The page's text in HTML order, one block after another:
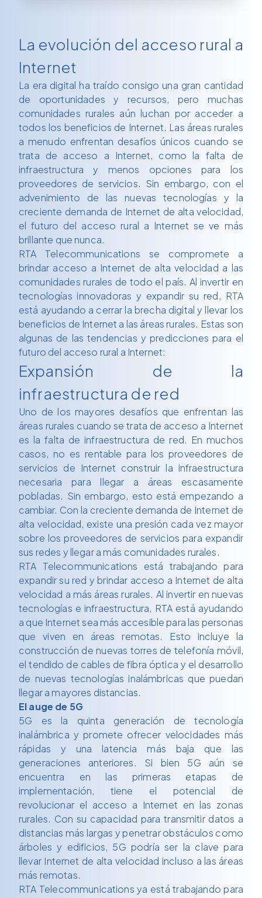
La evolución del acceso rural a
Internet
La era digital ha traído consigo una gran cantidad
de oportunidades y recursos, pero muchas
comunidades rurales aún luchan por acceder a
todos los beneficios de Internet. Las áreas rurales
a menudo enfrentan desafíos únicos cuando se
trata de acceso a Internet, como la falta de
infraestructura y menos opciones para los
proveedores de servicios. Sin embargo, con el
advenimiento de las nuevas tecnologías y la
creciente demanda de Internet de alta velocidad,
el futuro del acceso rural a Internet se ve más
brillante que nunca.
RTA Telecommunications se compromete a
brindar acceso a Internet de alta velocidad a las
comunidades rurales de todo el país. Al invertir en
tecnologías innovadoras y expandir su red, RTA
está ayudando a cerrar la brecha digital y llevar los
beneficios de Internet a las áreas rurales. Estas son
algunas de las tendencias y predicciones para el
futuro del acceso rural a Internet:
Expansión de la
infraestructura de red
Uno de los mayores desafíos que enfrentan las
áreas rurales cuando se trata de acceso a Internet
es la falta de infraestructura de red. En muchos
casos, no es rentable para los proveedores de
servicios de Internet construir la infraestructura
necesaria para llegar a áreas escasamente
pobladas. Sin embargo, esto está empezando a
cambiar. Con la creciente demanda de Internet de
alta velocidad, existe una presión cada vez mayor
sobre los proveedores de servicios para expandir
sus redes y llegar a más comunidades rurales.
RTA Telecommunications está trabajando para
expandir su red y brindar acceso a Internet de alta
velocidad a más áreas rurales. Al invertir en nuevas
tecnologías e infraestructura, RTA está ayudando
a que Internet sea más accesible para las personas
que viven en áreas remotas. Esto incluye la
construcción de nuevas torres de telefonía móvil,
el tendido de cables de fibra óptica y el desarrollo
de nuevas tecnologías inalámbricas que puedan
llegar a mayores distancias.
El auge de 5G
5G es la quinta generación de tecnología
inalámbrica y promete ofrecer velocidades más
rápidas y una latencia más baja que las
generaciones anteriores. Si bien 5G aún se
encuentra en las primeras etapas de
implementación, tiene el potencial de
revolucionar el acceso a Internet en las zonas
rurales. Con su capacidad para transmitir datos a
distancias más largas y penetrar obstáculos como
árboles y edificios, 5G podría ser la clave para
llevar Internet de alta velocidad incluso a las áreas
más remotas.
RTA Telecommunications ya está trabajando para